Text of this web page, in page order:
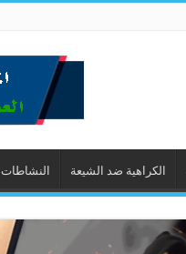
الكراهية ضد الشيعة النشاطات